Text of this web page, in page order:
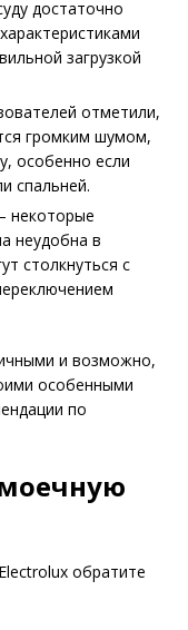
достаточно
загрузкой
отметили,
громким шумом,
особенно если
спальней.
некоторые
неудобна в
столкнуться с
и возможно,
особенными
по
обратите